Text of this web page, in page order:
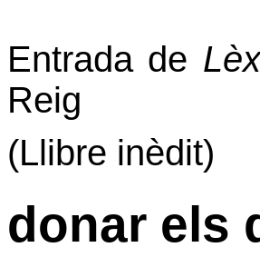
Entrada de
Reig
(Llibre inèdit)
donar els